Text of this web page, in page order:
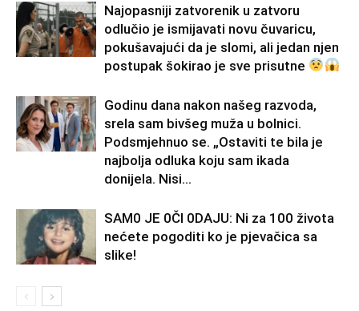
Najopasniji zatvorenik u zatvoru
odlučio je ismijavati novu čuvaricu,
pokušavajući da je slomi, ali jedan njen
postupak šokirao je sve prisutne
Godinu dana nakon našeg razvoda,
srela sam bivšeg muža u bolnici.
Podsmjehnuo se. „Ostaviti te bila je
najbolja odluka koju sam ikada
donijela. Nisi...
SAM0 JE 0Čl 0DAJU: Ni za 100 života
nećete pogoditi ko je pjevačica sa
slike!